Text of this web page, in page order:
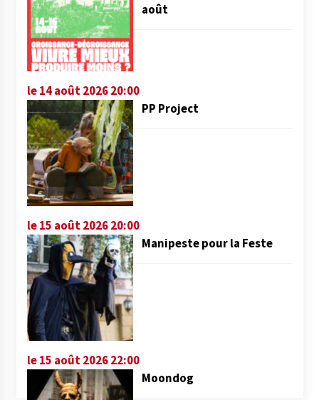
août
le 14 août 2026 20:00
PP Project
le 15 août 2026 20:00
Manipeste pour la Feste
le 15 août 2026 22:00
Moondog